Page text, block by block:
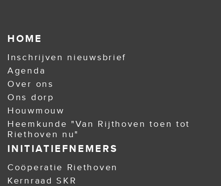
HOME
Inschrijven nieuwsbrief
Agenda
Over ons
Ons dorp
Houwmouw
Heemkunde "Van Rijthoven toen tot
Riethoven nu"
INITIATIEFNEMERS
Coöperatie Riethoven
Kernraad SKR